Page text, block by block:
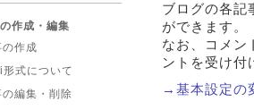
ブログの各記
ができます。
なお、コメン
ントを受け付
→基本設定の
作成・編集
の作成
式について
の編集・削除